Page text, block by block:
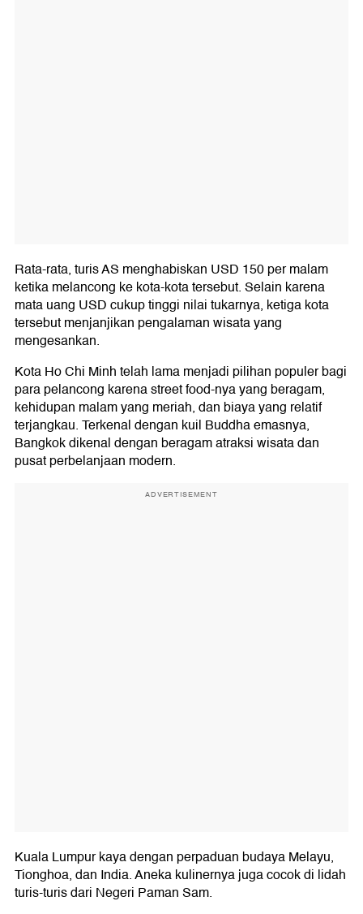
Rata-rata, turis AS menghabiskan USD 150 per malam
ketika melancong ke kota-kota tersebut. Selain karena
mata uang USD cukup tinggi nilai tukarnya, ketiga kota
tersebut menjanjikan pengalaman wisata yang
mengesankan.
Kota Ho Chi Minh telah lama menjadi pilihan populer bagi
para pelancong karena street food-nya yang beragam,
kehidupan malam yang meriah, dan biaya yang relatif
terjangkau. Terkenal dengan kuil Buddha emasnya,
Bangkok dikenal dengan beragam atraksi wisata dan
pusat perbelanjaan modern.
ADVERTISEMENT
Kuala Lumpur kaya dengan perpaduan budaya Melayu,
Tionghoa, dan India. Aneka kulinernya juga cocok di lidah
turis-turis dari Negeri Paman Sam.